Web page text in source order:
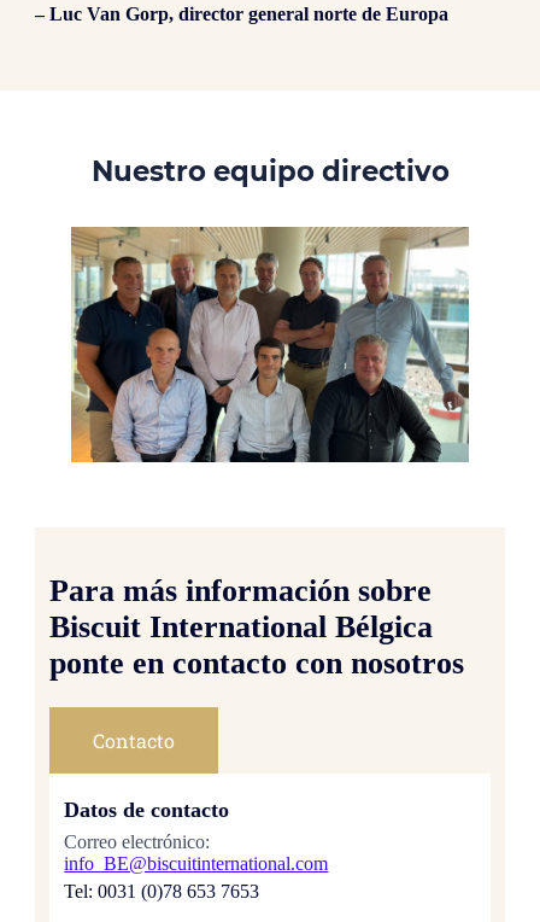
– Luc Van Gorp, director general norte de Europa
Nuestro equipo directivo
Para más información sobre
Biscuit International Bélgica
ponte en contacto con nosotros
Contacto
Datos de contacto
Correo electrónico:
info_BE@biscuitinternational.com
Tel: 0031 (0)78 653 7653